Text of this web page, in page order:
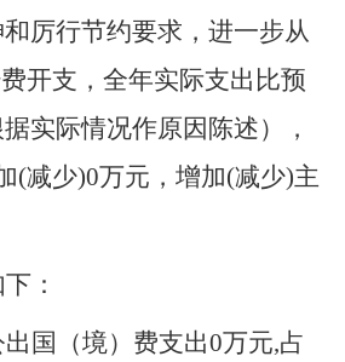
厉行节约要求，进一步从
开支，全年实际支出比预
实际情况作原因陈述），
(减少)0万元，增加(减少)主
：
出国（境）费支出0万元,占